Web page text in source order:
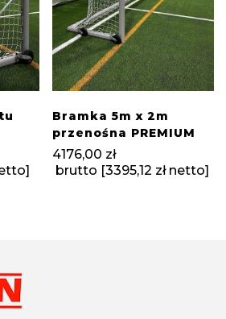
Bramka 5m x 2m
przenośna PREMIUM
4176,00 zł
brutto [3395,12 złnetto]